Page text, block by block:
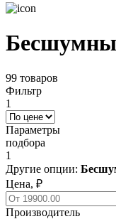
99 товаров
Фильтр
1
Параметры
подбора
1
Другие опции:
Цена, ₽
Производитель